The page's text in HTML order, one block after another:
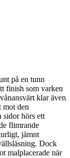
på en tunn
finish som varken
klar även
mot den
sidor hörs ett
flimrande
jämnt
Dock
malplacerade när